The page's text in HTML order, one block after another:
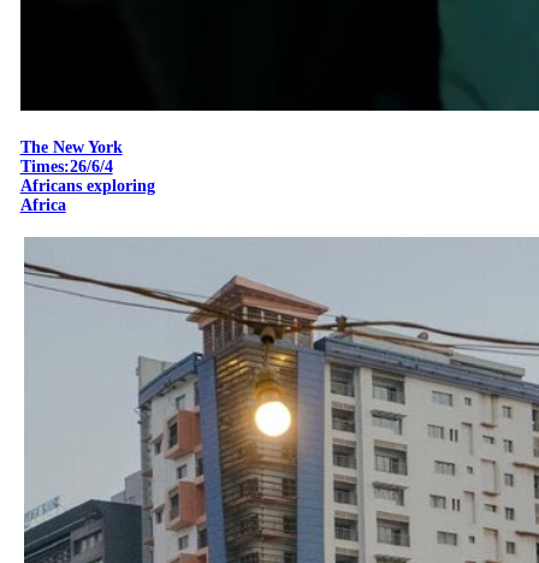
The New York
Times:26/6/4
Africans exploring
Africa